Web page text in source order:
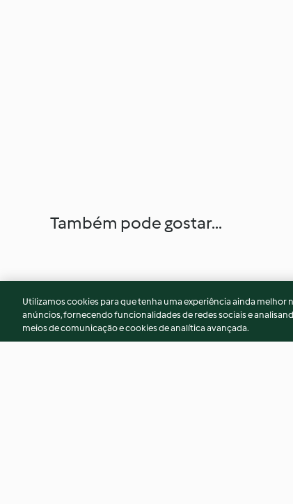
Também pode gostar...
Utilizamos cookies para que tenha uma experiência ainda
anúncios, fornecendo funcionalidades de redes sociais e
meios de comunicação e cookies de analítica avançada.